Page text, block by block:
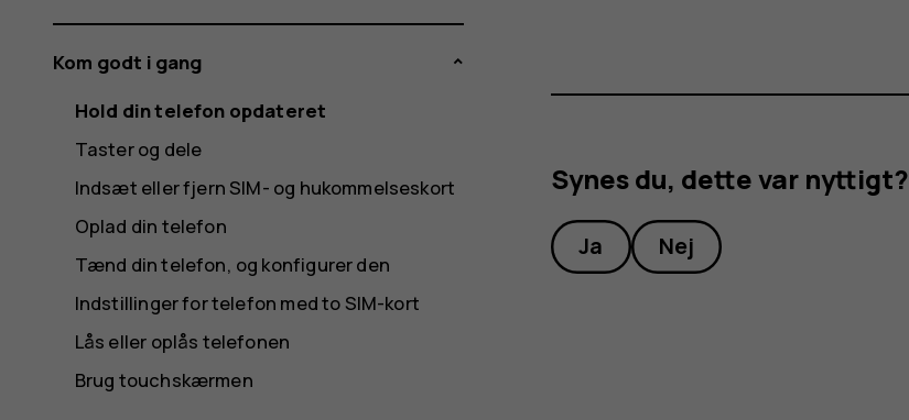
Synes du, dette var nyttigt?
Ja Nej
Kom godt i gang
Hold din telefon opdateret
Taster og dele
Indsæt eller fjern SIM- og hukommelseskort
Oplad din telefon
Tænd din telefon, og konfigurer den
Indstillinger for telefon med to SIM-kort
Lås eller oplås telefonen
Brug touchskærmen